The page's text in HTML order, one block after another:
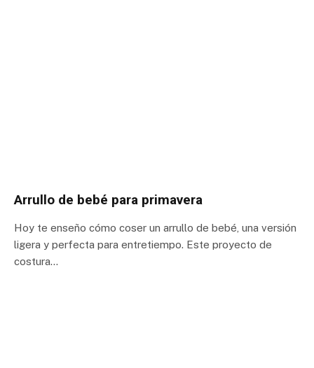
Arrullo de bebé para primavera
Hoy te enseño cómo coser un arrullo de bebé, una versión
ligera y perfecta para entretiempo. Este proyecto de
costura…